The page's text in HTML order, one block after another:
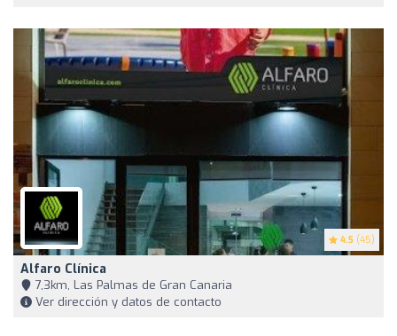
4.5 (45)
Alfaro Clínica
7,3km, Las Palmas de Gran Canaria
Ver dirección y datos de contacto